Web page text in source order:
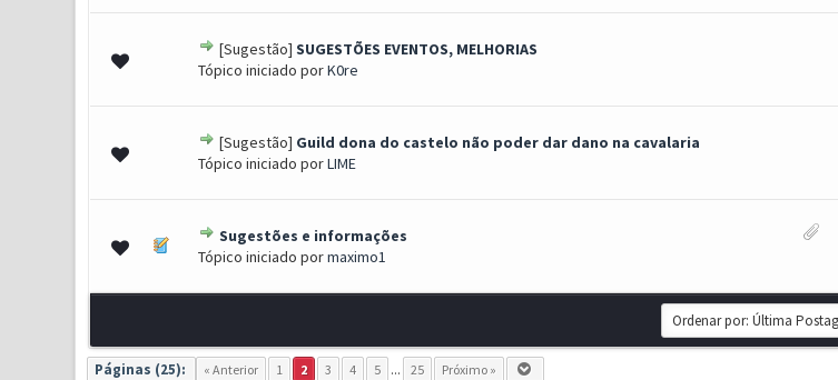
[Sugestão] SUGESTÕES EVENTOS, MELHORIAS
Tópico iniciado porK0re
0 Voto(s) - 0 de 5 em média
1 23 45
[Sugestão] Guild dona do castelo não poder dar dano na cavalaria
Tópico iniciado porLIME
0 Voto(s) - 0 de 5 em média
1 23 45
Sugestões e informações
Tópico iniciado pormaximo1
0 Voto(s) - 0 de 5 em média
1234
Páginas (25): « Anterior 1 2 3 4 5 ... 25 Próximo »